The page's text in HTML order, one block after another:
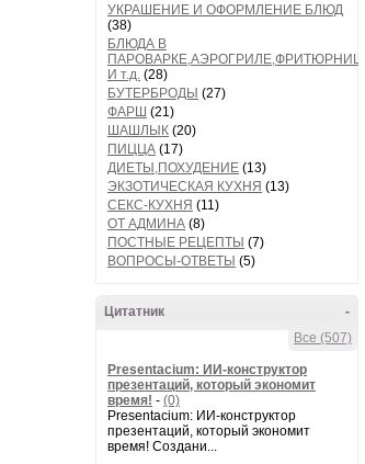
УКРАШЕНИЕ И ОФОРМЛЕНИЕ БЛЮД
(38)
БЛЮДА В
ПАРОВАРКЕ,АЭРОГРИЛЕ,ФРИТЮРНИЦЕ
И т.д. (28)
БУТЕРБРОДЫ (27)
ФАРШ (21)
ШАШЛЫК (20)
ПИЦЦА (17)
ДИЕТЫ,ПОХУДЕНИЕ (13)
ЭКЗОТИЧЕСКАЯ КУХНЯ (13)
СЕКС-КУХНЯ (11)
ОТ АДМИНА (8)
ПОСТНЫЕ РЕЦЕПТЫ (7)
ВОПРОСЫ-ОТВЕТЫ (5)
-
Цитатник
Все (507)
Presentacium: ИИ‑конструктор
презентаций, который экономит
время! - (0)
Presentacium: ИИ‑конструктор
презентаций, который экономит
время! Создани...